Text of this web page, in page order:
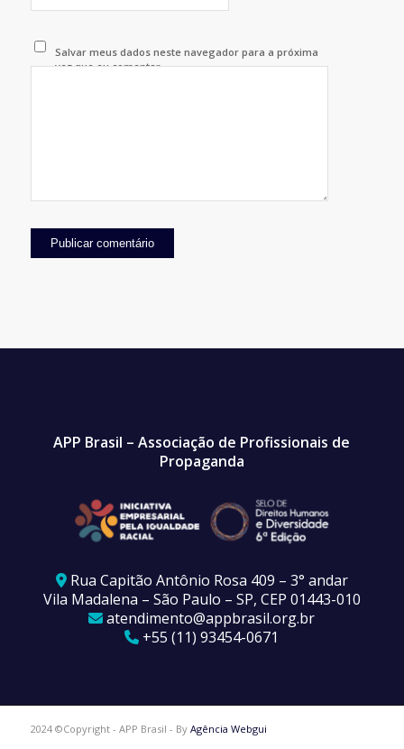
Salvar meus dados neste navegador para a próxima
vez que eu comentar.
APP Brasil – Associação de Profissionais de
Propaganda
Rua Capitão Antônio Rosa 409 – 3° andar
Vila Madalena – São Paulo – SP, CEP 01443-010
atendimento@appbrasil.org.br
+55 (11) 93454-0671
2024 ©Copyright - APP Brasil - By Agência Webgui